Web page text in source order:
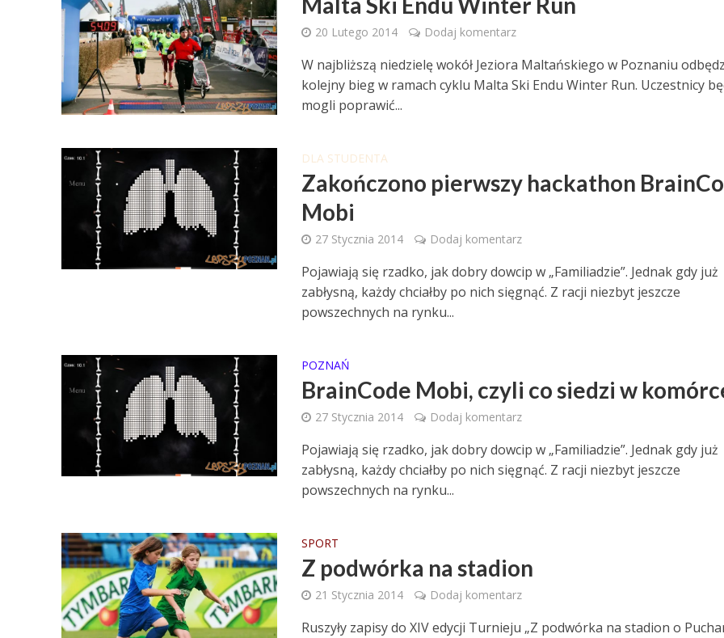
20 Lutego 2014 Dodaj komentarz
W najbliższą niedzielę wokół Jeziora Maltańskiego w Poznaniu
kolejny bieg w ramach cyklu Malta Ski Endu Winter Run. Uczestnicy
mogli poprawić...
DLA STUDENTA
Zakończono pierwszy hackathon
Mobi
27 Stycznia 2014 Dodaj komentarz
Pojawiają się rzadko, jak dobry dowcip w „Familiadzie”. Jednak gdy już
zabłysną, każdy chciałby po nich sięgnąć. Z racji niezbyt jeszcze
powszechnych na rynku...
POZNAŃ
BrainCode Mobi, czyli co siedzi w
27 Stycznia 2014 Dodaj komentarz
Pojawiają się rzadko, jak dobry dowcip w „Familiadzie”. Jednak gdy już
zabłysną, każdy chciałby po nich sięgnąć. Z racji niezbyt jeszcze
powszechnych na rynku...
SPORT
Z podwórka na stadion
21 Stycznia 2014 Dodaj komentarz
Ruszyły zapisy do XIV edycji Turnieju „Z podwórka na stadion o